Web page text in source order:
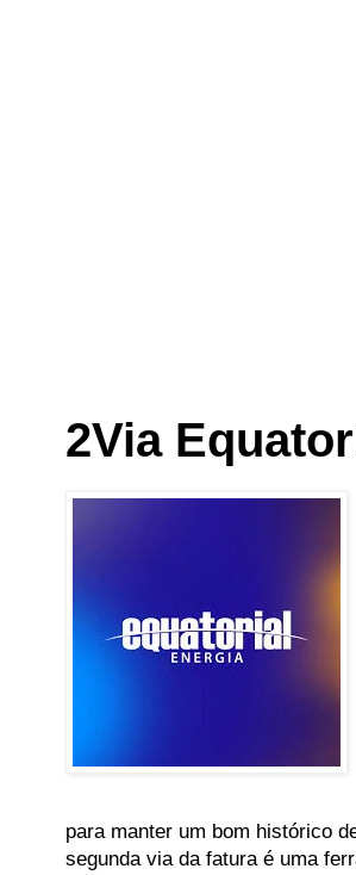
2Via
para manter um bom histórico
segunda via da fatura é uma